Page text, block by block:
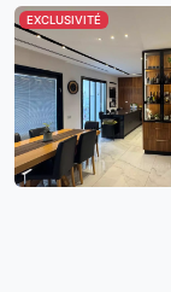
EXCLUSIVITÉ